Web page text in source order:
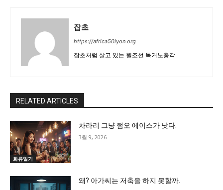
잡초
https://africa50lyon.org
잡초처럼 살고 있는 헬조선 독거노총각
RELATED ARTICLES
화류일기
차라리 그냥 쩜오 에이스가 낫다.
3월 9, 2026
왜? 아가씨는 저축을 하지 못할까.